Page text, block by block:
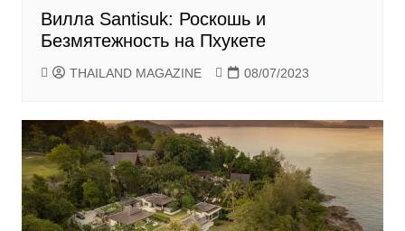
Вилла Santisuk: Роскошь и
Безмятежность на Пхукете
THAILAND MAGAZINE 08/07/2023